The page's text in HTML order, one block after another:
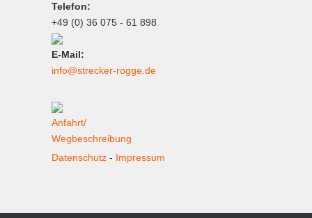
Telefon:
+49 (0) 36 075 - 61 898
E-Mail:
info@strecker-rogge.de
Anfahrt/
Wegbeschreibung
Datenschutz - Impressum